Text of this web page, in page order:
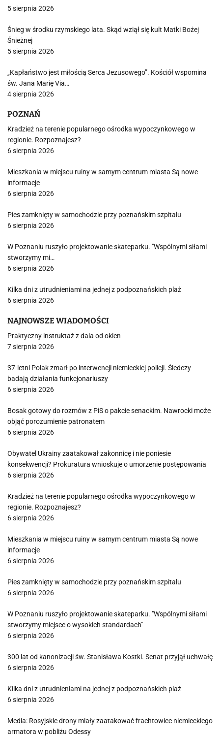
5 sierpnia 2026
Śnieg w środku rzymskiego lata. Skąd wziął się kult Matki Bożej
Śnieżnej
5 sierpnia 2026
„Kapłaństwo jest miłością Serca Jezusowego”. Kościół wspomina
św. Jana Marię Via…
4 sierpnia 2026
POZNAŃ
Kradzież na terenie popularnego ośrodka wypoczynkowego w
regionie. Rozpoznajesz?
6 sierpnia 2026
Mieszkania w miejscu ruiny w samym centrum miasta Są nowe
informacje
6 sierpnia 2026
Pies zamknięty w samochodzie przy poznańskim szpitalu
6 sierpnia 2026
W Poznaniu ruszyło projektowanie skateparku. "Wspólnymi siłami
stworzymy mi…
6 sierpnia 2026
Kilka dni z utrudnieniami na jednej z podpoznańskich plaż
6 sierpnia 2026
NAJNOWSZE WIADOMOŚCI
Praktyczny instruktaż z dala od okien
7 sierpnia 2026
37-letni Polak zmarł po interwencji niemieckiej policji. Śledczy
badają działania funkcjonariuszy
6 sierpnia 2026
Bosak gotowy do rozmów z PiS o pakcie senackim. Nawrocki może
objąć porozumienie patronatem
6 sierpnia 2026
Obywatel Ukrainy zaatakował zakonnicę i nie poniesie
konsekwencji? Prokuratura wnioskuje o umorzenie postępowania
6 sierpnia 2026
Kradzież na terenie popularnego ośrodka wypoczynkowego w
regionie. Rozpoznajesz?
6 sierpnia 2026
Mieszkania w miejscu ruiny w samym centrum miasta Są nowe
informacje
6 sierpnia 2026
Pies zamknięty w samochodzie przy poznańskim szpitalu
6 sierpnia 2026
W Poznaniu ruszyło projektowanie skateparku. "Wspólnymi siłami
stworzymy miejsce o wysokich standardach"
6 sierpnia 2026
300 lat od kanonizacji św. Stanisława Kostki. Senat przyjął uchwałę
6 sierpnia 2026
Kilka dni z utrudnieniami na jednej z podpoznańskich plaż
6 sierpnia 2026
Media: Rosyjskie drony miały zaatakować frachtowiec niemieckiego
armatora w pobliżu Odessy